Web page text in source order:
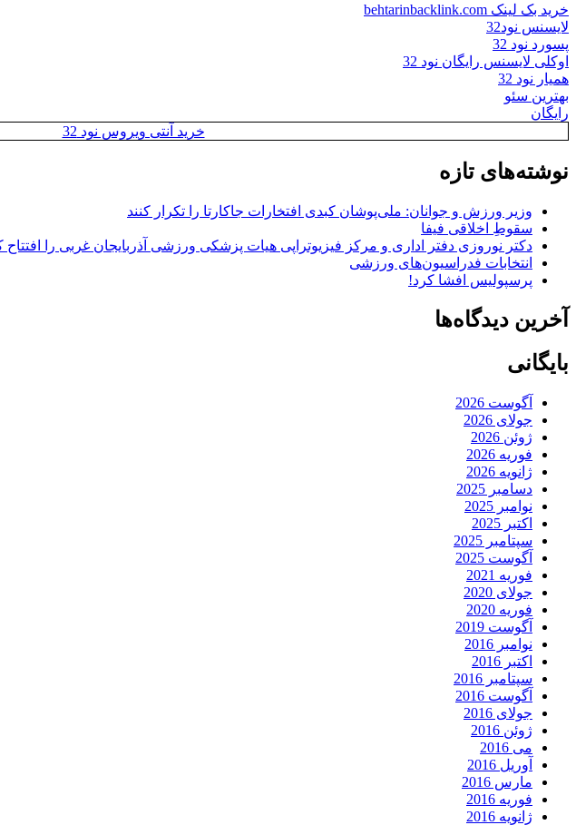
خرید بک لینک behtarinbacklink.com
لایسنس نود32
پسورد نود 32
اوکلی لایسنس رایگان نود 32
همیار نود 32
بهترین سئو
رایگان
خرید آنتی ویروس نود 32
نوشته‌های تازه
وزیر ورزش و جوانان: ملی‌پوشان کبدی افتخارات جاکارتا را تکرار کنند
سقوطِ اخلاقی فیفا
دکتر نوروزی دفتر اداری و مرکز فیزیوتراپی هیات پزشکی ورزشی آذربایجان غربی را افتتاح
انتخابات فدراسیون‌های ورزشی
پرسپولیس افشا کرد!
آخرین دیدگاه‌ها
بایگانی
آگوست 2026
جولای 2026
ژوئن 2026
فوریه 2026
ژانویه 2026
دسامبر 2025
نوامبر 2025
اکتبر 2025
سپتامبر 2025
آگوست 2025
فوریه 2021
جولای 2020
فوریه 2020
آگوست 2019
نوامبر 2016
اکتبر 2016
سپتامبر 2016
آگوست 2016
جولای 2016
ژوئن 2016
می 2016
آوریل 2016
مارس 2016
فوریه 2016
ژانویه 2016